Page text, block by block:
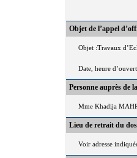
Objet de l’appel
Objet :Travaux
Date, heure
Personne auprès de
Mme Khadija
Lieu de retrait du
Voir adresse